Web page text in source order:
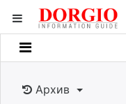
Мэдээллийн
Банк санхүү
Архив